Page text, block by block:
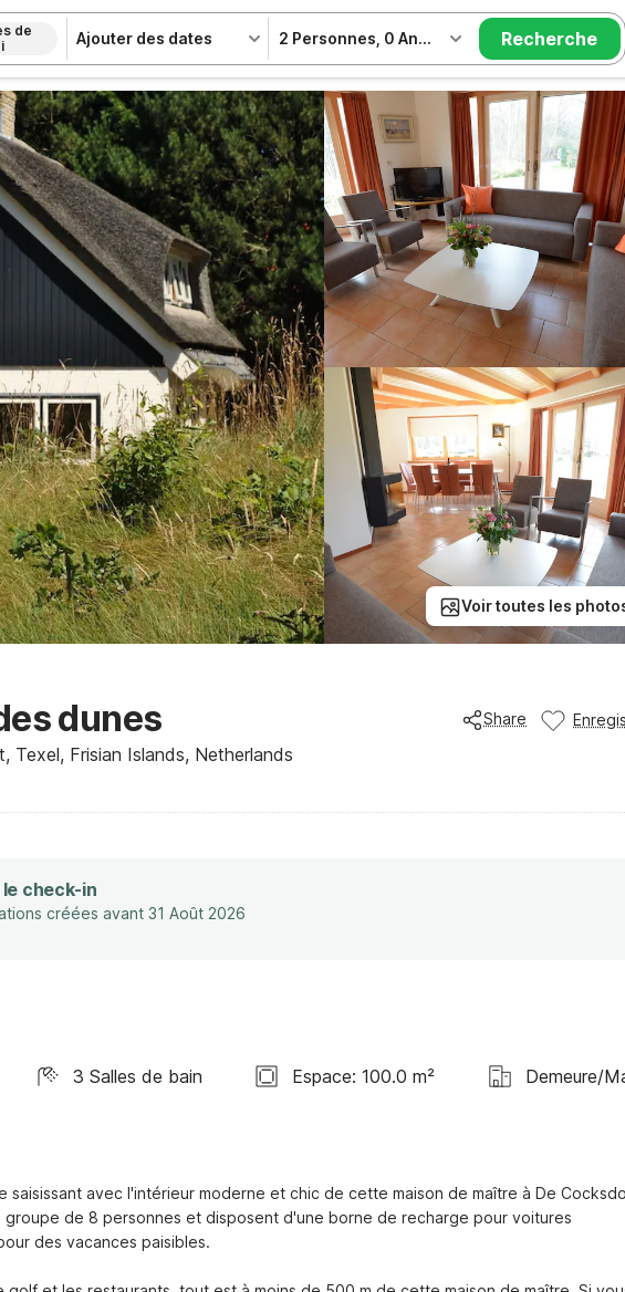
de
Ajouter des dates 2 Personnes 0 Animal Recherche
Voir toutes les
dunes
Frisian Islands, Netherlands
Share
check-in
créées avant 31 Août 2026
3 Salles de bain Espace: 100.0 m² Demeure/
avec l'intérieur moderne et chic de cette maison de maître à De
groupe de 8 personnes et disposent d'une borne de recharge pour voitures
des vacances paisibles.